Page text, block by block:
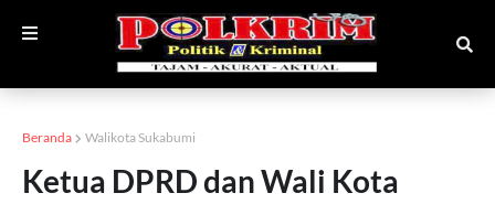
Beranda Walikota Sukabumi
Ketua DPRD dan Wali Kota